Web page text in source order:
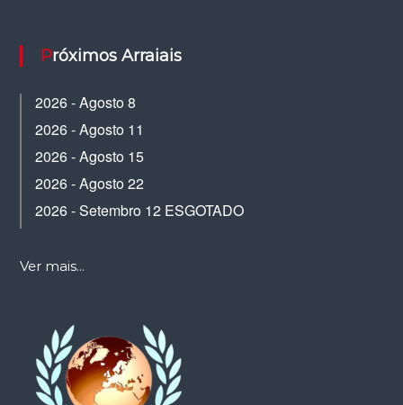
Próximos Arraiais
2026 - Agosto 8
2026 - Agosto 11
2026 - Agosto 15
2026 - Agosto 22
2026 - Setembro 12 ESGOTADO
Ver mais...